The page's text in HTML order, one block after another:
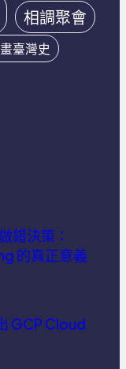
相調聚會
臺灣史
錯決策：
的真正意義
GCP Cloud